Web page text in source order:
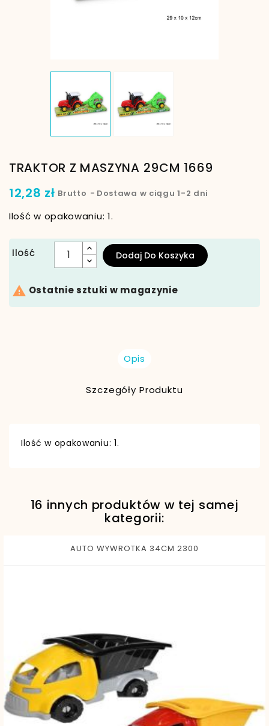
TRAKTOR Z MASZYNA 29CM 1669
12,28 zł Brutto Dostawa w ciągu 1-2 dni
Ilość w opakowaniu: 1.
Ilość Dodaj Do Koszyka
 Ostatnie sztuki w magazynie
Opis
Szczegóły Produktu
Ilość w opakowaniu: 1.
EAN13 5907773931669
16 innych produktów w tej samej
kategorii:
AUTO WYWROTKA 34CM 2300